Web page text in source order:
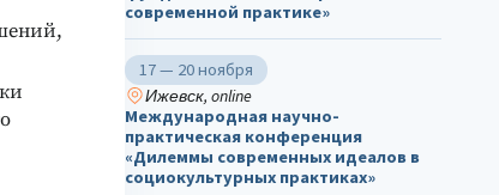
современной практике»
17 — 20 ноября
Ижевск, online
Международная научно-
практическая конференция
«Дилеммы современных идеалов в
социокультурных практиках»